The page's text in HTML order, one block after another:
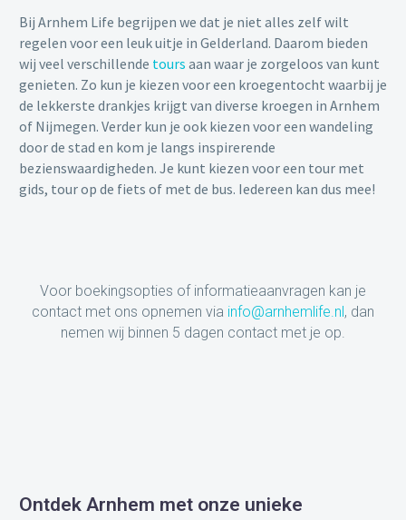
Bij Arnhem Life begrijpen we dat je niet alles zelf wilt
regelen voor een leuk uitje in Gelderland. Daarom bieden
wij veel verschillende tours aan waar je zorgeloos van kunt
genieten. Zo kun je kiezen voor een kroegentocht waarbij je
de lekkerste drankjes krijgt van diverse kroegen in Arnhem
of Nijmegen. Verder kun je ook kiezen voor een wandeling
door de stad en kom je langs inspirerende
bezienswaardigheden. Je kunt kiezen voor een tour met
gids, tour op de fiets of met de bus. Iedereen kan dus mee!
Voor boekingsopties of informatieaanvragen kan je
contact met ons opnemen via info@arnhemlife.nl , dan
nemen wij binnen 5 dagen contact met je op.
Ontdek Arnhem met onze unieke